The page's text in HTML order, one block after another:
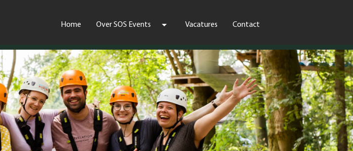
Home Over SOS Events arrow_drop_down Vacatures Contact